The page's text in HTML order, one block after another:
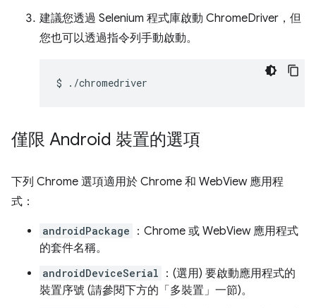
建議您透過 Selenium 程式庫啟動 ChromeDriver，但
您也可以透過指令列手動啟動。
$
僅限 Android 裝置的選項
下列 Chrome 選項適用於 Chrome 和 WebView 應用程
式：
androidPackage
：Chrome 或 WebView 應用程式
的套件名稱。
androidDeviceSerial
：(選用) 要啟動應用程式的
裝置序號 (請參閱下方的「多裝置」一節)。